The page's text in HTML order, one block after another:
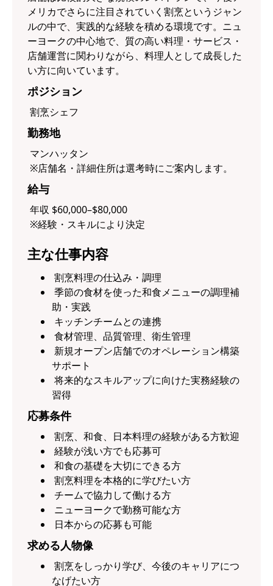
メリカでさらに注目されていく割烹というジャン
ルの中で、実践的な経験を積める環境です。ニュ
ーヨークの中心地で、質の高い料理・サービス・
店舗運営に関わりながら、料理人として成長した
い方に向いています。
ポジション
割烹シェフ
勤務地
マンハッタン
※店舗名・詳細住所は選考時にご案内します。
給与
年収 $60,000–$80,000
※経験・スキルにより決定
主な仕事内容
割烹料理の仕込み・調理
季節の食材を使った和食メニューの調理補
助・実践
キッチンチームとの連携
食材管理、品質管理、衛生管理
新規オープン店舗でのオペレーション構築
サポート
将来的なスキルアップに向けた実務経験の
習得
応募条件
割烹、和食、日本料理の経験がある方歓迎
経験が浅い方でも応募可
和食の基礎を大切にできる方
割烹料理を本格的に学びたい方
チームで協力して働ける方
ニューヨークで勤務可能な方
日本からの応募も可能
求める人物像
割烹をしっかり学び、今後のキャリアにつ
なげたい方